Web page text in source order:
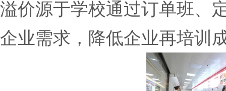
溢价源于学校通过订单班、
企业需求，降低企业再培训